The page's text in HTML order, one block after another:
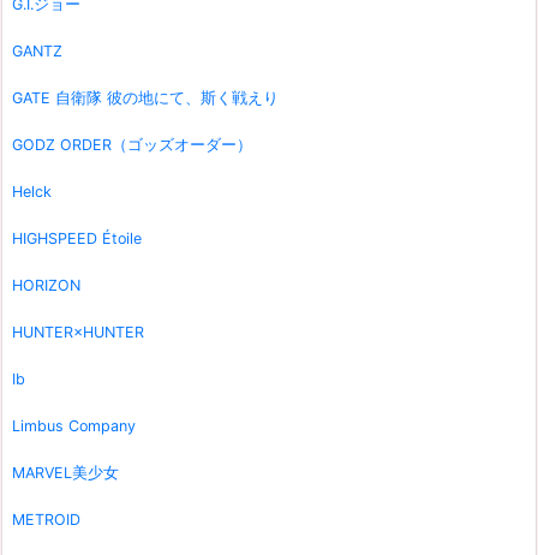
G.I.ジョー
GANTZ
GATE 自衛隊 彼の地にて、斯く戦えり
GODZ ORDER（ゴッズオーダー）
Helck
HIGHSPEED Étoile
HORIZON
HUNTER×HUNTER
Ib
Limbus Company
MARVEL美少女
METROID